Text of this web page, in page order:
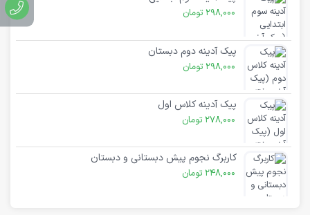
298,000 تومان
پیک آدینه دوم دبستان
298,000 تومان
پیک آدینه کلاس اول
278,000 تومان
کاربرگ نجوم پیش دبستانی و دبستان
248,000 تومان